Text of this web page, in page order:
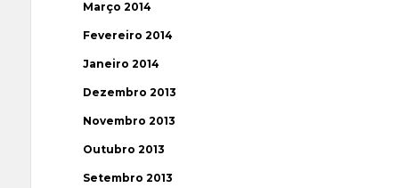
Março 2014
Fevereiro 2014
Janeiro 2014
Dezembro 2013
Novembro 2013
Outubro 2013
Setembro 2013